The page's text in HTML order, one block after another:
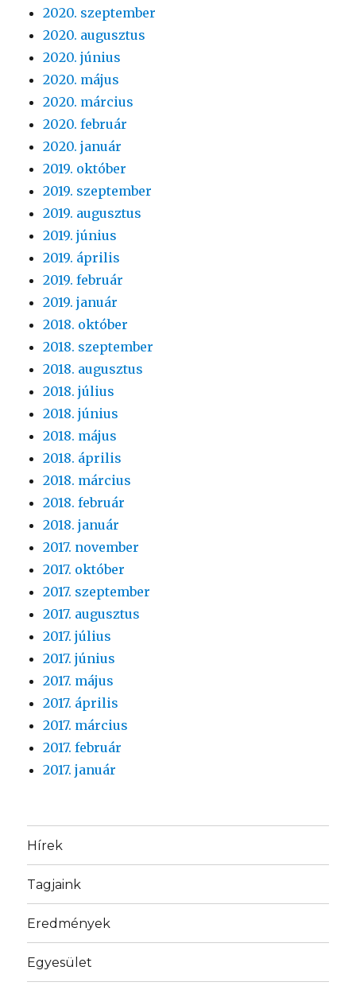
2020. szeptember
2020. augusztus
2020. június
2020. május
2020. március
2020. február
2020. január
2019. október
2019. szeptember
2019. augusztus
2019. június
2019. április
2019. február
2019. január
2018. október
2018. szeptember
2018. augusztus
2018. július
2018. június
2018. május
2018. április
2018. március
2018. február
2018. január
2017. november
2017. október
2017. szeptember
2017. augusztus
2017. július
2017. június
2017. május
2017. április
2017. március
2017. február
2017. január
Hírek
Tagjaink
Eredmények
Egyesület